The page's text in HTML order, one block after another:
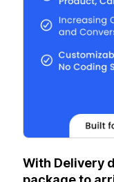
With Delivery